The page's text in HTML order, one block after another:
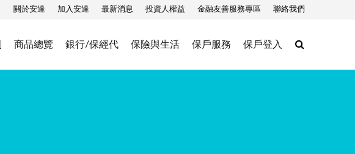
關於安達 加入安達 最新消息 投資人權益 金融友善服務專區 聯絡我們
商品總覽 銀行/保經代 保險與生活 保戶服務 保戶登入 Search